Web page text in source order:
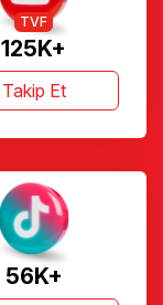
125K+
TVF
Takip Et
56K+